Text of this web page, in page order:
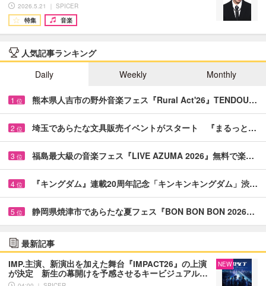
2026.5.21 ｜ SPICER
特集
音楽
人気記事ランキング
Daily
Weekly Monthly
1 位 熊本県人吉市の野外音楽フェス『Rural Act'26』TENDOU…
2 位 埼玉であらたな文具販売イベントがスタート 『まるっと…
3 位 福島最大級の音楽フェス『LIVE AZUMA 2026』無料で楽…
4 位 『キングダム』連載20周年記念「キンキンキングダム」渋…
5 位 静岡県焼津市であらたな夏フェス『BON BON BON 2026…
最新記事
IMP.主演、新演出を加えた舞台『IMPACT26』の上演
が決定 新生の幕開けを予感させるキービジュアル…
NEW